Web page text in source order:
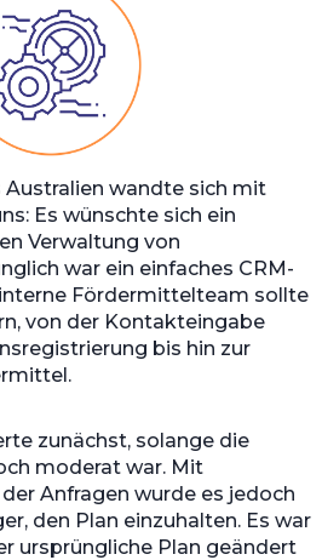
Australien wandte sich mit
Es wünschte sich ein
Verwaltung von
war ein einfaches CRM-
Fördermittelteam sollte
von der Kontakteingabe
bis hin zur
zunächst, solange die
moderat war. Mit
Anfragen wurde es jedoch
den Plan einzuhalten. Es war
ursprüngliche Plan geändert